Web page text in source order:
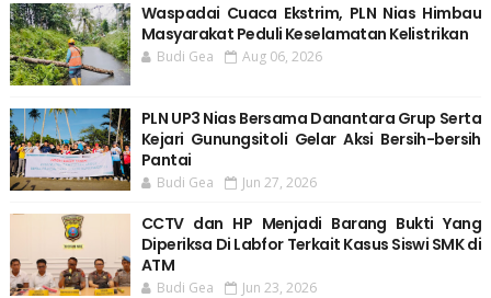
Waspadai Cuaca Ekstrim, PLN Nias Himbau
Masyarakat Peduli Keselamatan Kelistrikan
Budi Gea Aug 06, 2026
PLN UP3 Nias Bersama Danantara Grup Serta
Kejari Gunungsitoli Gelar Aksi Bersih-bersih
Pantai
Budi Gea Jun 27, 2026
CCTV dan HP Menjadi Barang Bukti Yang
Diperiksa Di Labfor Terkait Kasus Siswi SMK di
ATM
Budi Gea Jun 23, 2026